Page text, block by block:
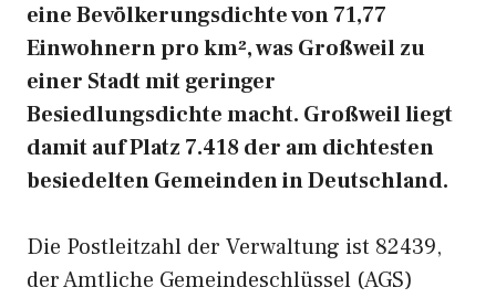
eine Bevölkerungsdichte von 71,77
Einwohnern pro km², was Großweil zu
einer Stadt mit geringer
Besiedlungsdichte macht. Großweil liegt
damit auf Platz 7.418 der am dichtesten
besiedelten Gemeinden in Deutschland.
Die Postleitzahl der Verwaltung ist 82439,
der Amtliche Gemeindeschlüssel (AGS)